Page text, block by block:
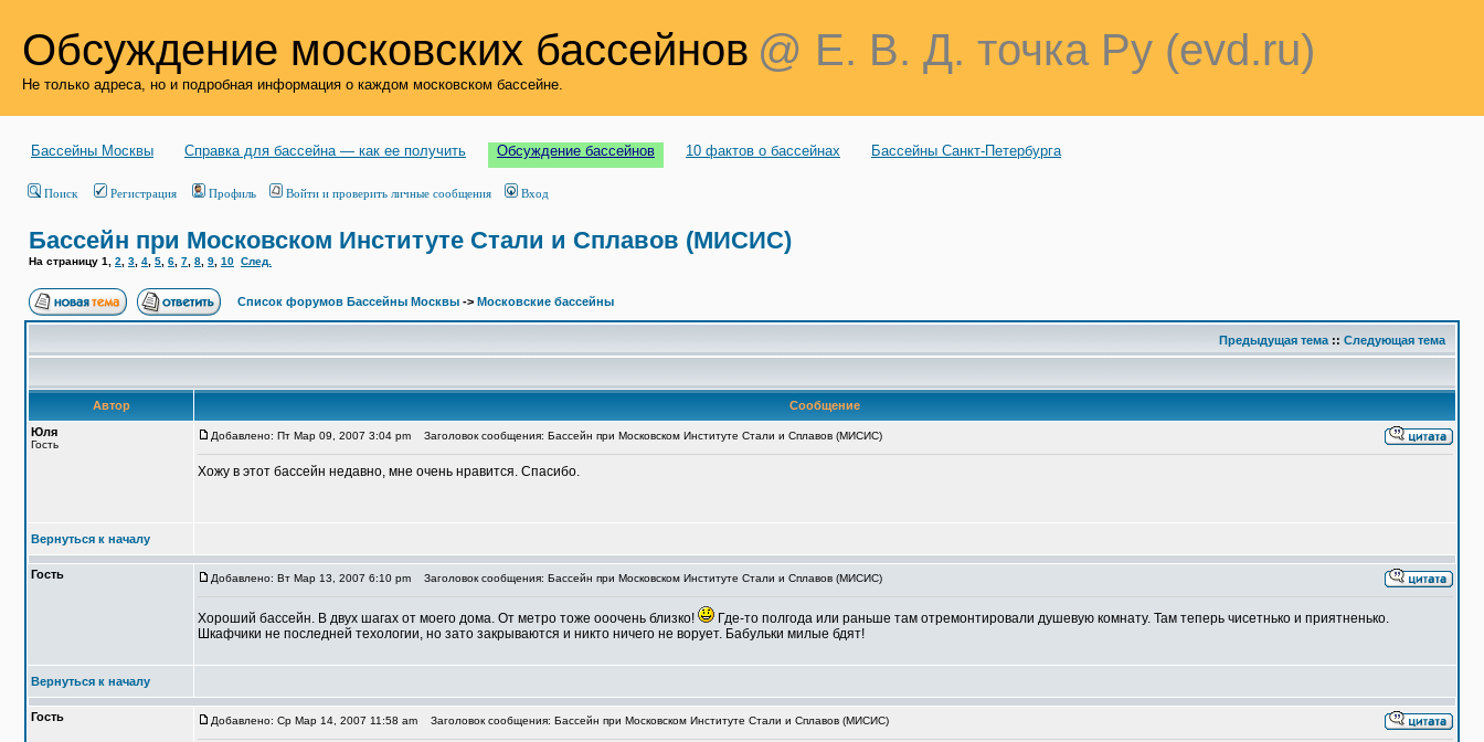
Обсуждение московских бассейнов @ Е. В. Д. точка Ру (evd.ru)
Не только адреса, но и подробная информация о каждом московском бассейне.
Бассейны Москвы Справка для бассейна — как ее получить Обсуждение бассейнов 10 фактов о бассейнах Бассейны Санкт-Петербурга
Поиск Регистрация Профиль Войти и проверить личные сообщения Вход
Бассейн при Московском Институте Стали и Сплавов (МИСИС)
На страницу 1 2 3 4 5 6 7 8 9 10 След.
Список форумов Бассейны Москвы -> Московские бассейны
Предыдущая тема :: Следующая тема
Автор
Сообщение
Юля
Гость
Добавлено: Пт Мар 09, 2007 3:04 pm Заголовок сообщения: Бассейн при Московском Институте Стали и Сплавов (МИСИС)
Хожу в этот бассейн недавно, мне очень нравится. Спасибо.
Вернуться к началу
Гость Добавлено: Вт Мар 13, 2007 6:10 pm Заголовок сообщения: Бассейн при Московском Институте Стали и Сплавов (МИСИС)
Хороший бассейн. В двух шагах от моего дома. От метро тоже ооочень близко!
Где-то полгода или раньше там отремонтировали душевую комнату. Там теперь чисетнько и приятненько.
Шкафчики не последней техологии, но зато закрываются и никто ничего не ворует. Бабульки милые бдят!
Вернуться к началу
Гость Добавлено: Ср Мар 14, 2007 11:58 am Заголовок сообщения: Бассейн при Московском Институте Стали и Сплавов (МИСИС)